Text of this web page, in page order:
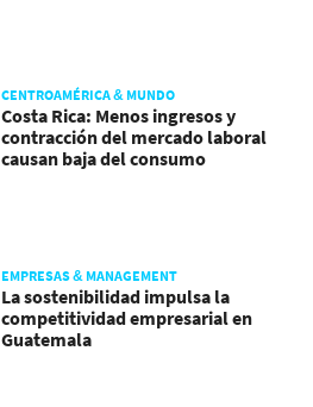
CENTROAMÉRICA & MUNDO
Costa Rica: Menos ingresos y
contracción del mercado laboral
causan baja del consumo
EMPRESAS & MANAGEMENT
La sostenibilidad impulsa la
competitividad empresarial en
Guatemala